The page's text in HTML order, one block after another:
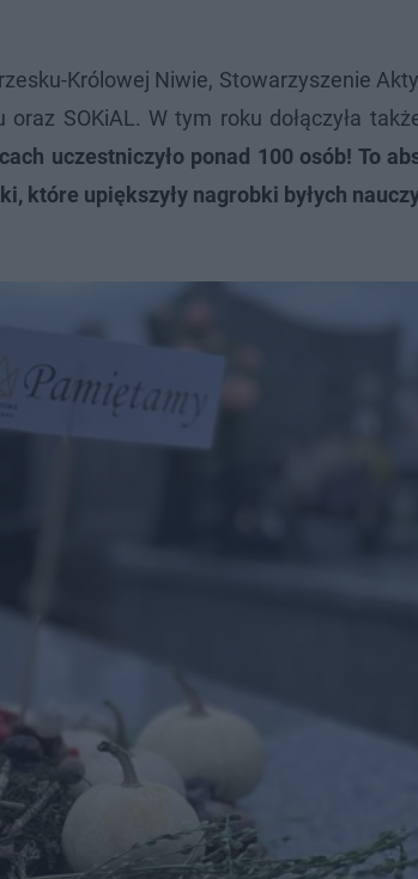
Królowej Niwie, Stowarzyszenie
SOKiAL. W tym roku dołączyła
uczestniczyło ponad 100 osób! To
które upiększyły nagrobki byłych